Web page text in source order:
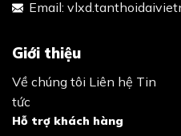
Email:
Giới thiệu
Về chúng tôi Liên hệ Tin
tức
Hỗ trợ khách hàng